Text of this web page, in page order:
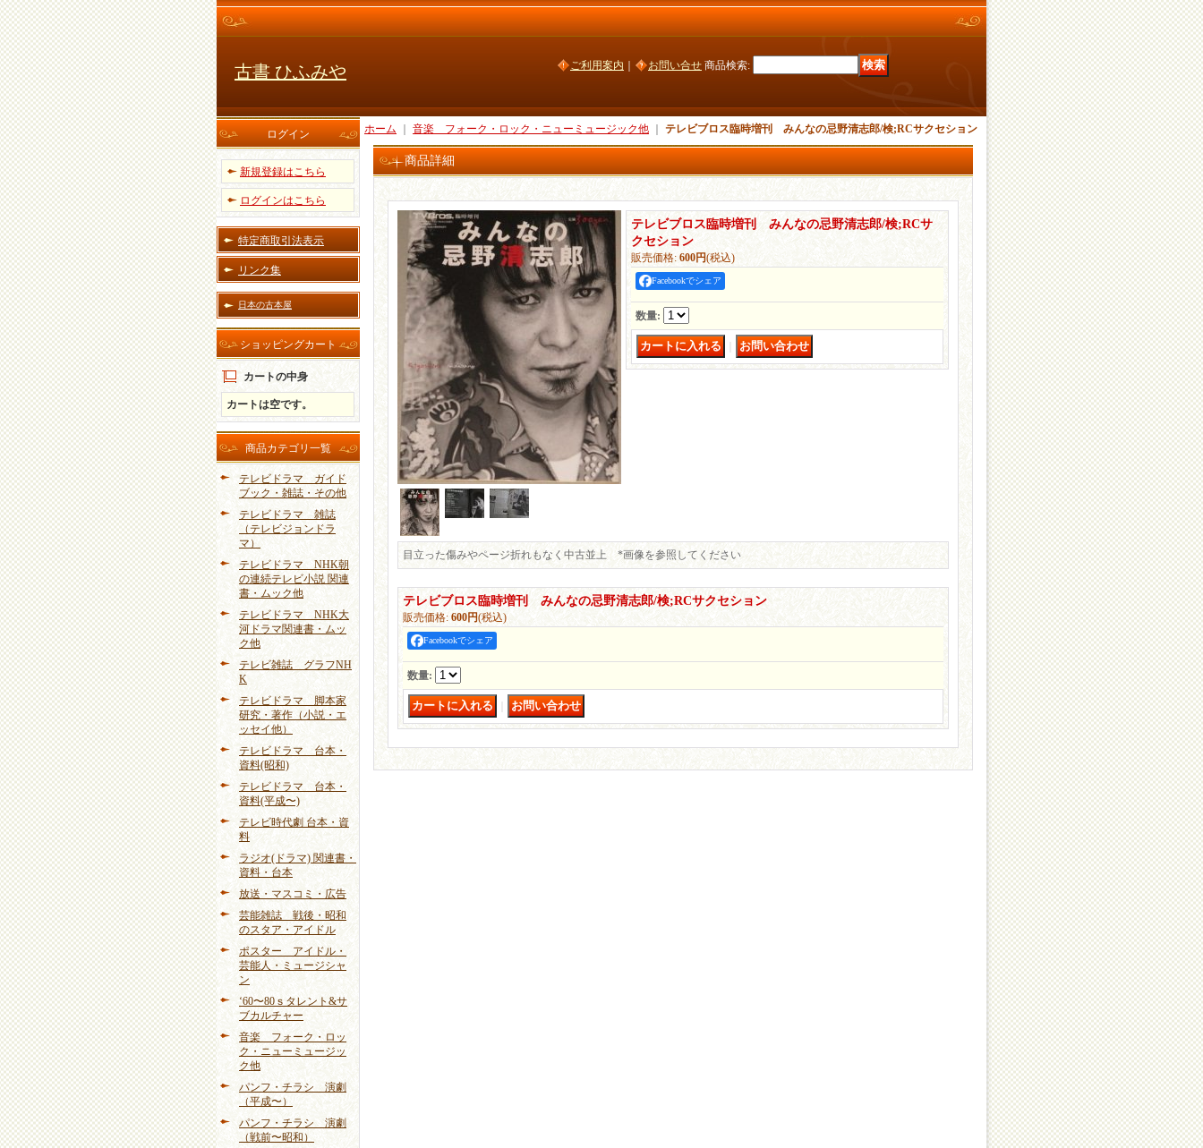
古書 ひふみや ご利用案内 お問い合せ 商品検索:
ログイン
新規登録はこちら
ログインはこちら
特定商取引法表示
リンク集
日本の古本屋
ショッピングカート
カートの中身
カートは空です。
商品カテゴリ一覧
テレビドラマ ガイド
ブック・雑誌・その他
テレビドラマ 雑誌
（テレビジョンドラ
マ）
テレビドラマ NHK朝
の連続テレビ小説 関連
書・ムック他
テレビドラマ NHK大
河ドラマ関連書・ムッ
ク他
テレビ雑誌 グラフNH
K
テレビドラマ 脚本家
研究・著作（小説・エ
ッセイ他）
テレビドラマ 台本・
資料(昭和)
テレビドラマ 台本・
資料(平成〜)
テレビ時代劇 台本・資
料
ラジオ(ドラマ) 関連書・
資料・台本
放送・マスコミ・広告
芸能雑誌 戦後・昭和
のスタア・アイドル
ポスター アイドル・
芸能人・ミュージシャ
ン
‘60〜80ｓタレント&サ
ブカルチャー
音楽 フォーク・ロッ
ク・ニューミュージッ
ク他
パンフ・チラシ 演劇
（平成〜）
パンフ・チラシ 演劇
（戦前〜昭和）
ホーム 音楽 フォーク・ロック・ニューミュージック他 テレビブロス臨時増刊 みんなの忌野清志郎/検;RCサクセション
商品詳細
テレビブロス臨時増刊 みんなの忌野清志郎/検;RCサ
クセション
販売価格: 600円(税込)
Facebookでシェア
数量:
目立った傷みやページ折れもなく中古並上 *画像を参照してください
テレビブロス臨時増刊 みんなの忌野清志郎/検;RCサクセション
販売価格: 600円(税込)
Facebookでシェア
数量: